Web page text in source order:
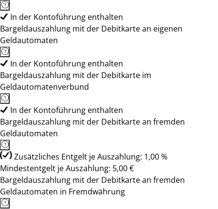
In der Kontoführung enthalten
Bargeldauszahlung mit der Debitkarte an eigenen
Geldautomaten
In der Kontoführung enthalten
Bargeldauszahlung mit der Debitkarte im
Geldautomatenverbund
In der Kontoführung enthalten
Bargeldauszahlung mit der Debitkarte an fremden
Geldautomaten
Zusätzliches Entgelt je Auszahlung: 1,00 %
Mindestentgelt je Auszahlung: 5,00 €
Bargeldauszahlung mit der Debitkarte an fremden
Geldautomaten in Fremdwährung